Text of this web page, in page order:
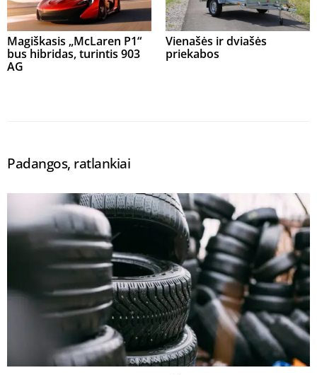
Magiškasis „McLaren P1“
bus hibridas, turintis 903
AG
Vienašės ir dviašės
priekabos
Padangos, ratlankiai